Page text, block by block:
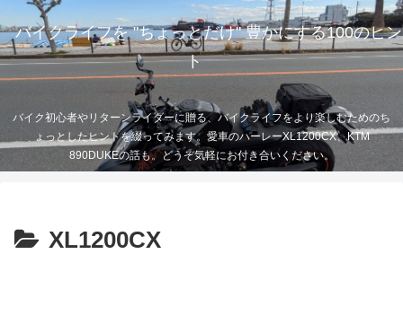
バイクライフを "ちょっとだけ" 豊かにする100のヒン
ト
バイク初心者やリターンライダーに贈る、バイクライフをより楽しむためのち
ょっとしたヒントを綴ってみます。愛車のハーレーXL1200CX、KTM
890DUKEの話も。どうぞ気軽にお付き合いください。
XL1200CX